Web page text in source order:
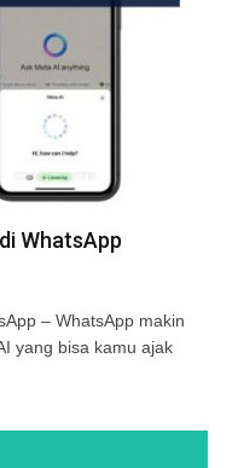
WhatsApp
– WhatsApp makin
yang bisa kamu ajak